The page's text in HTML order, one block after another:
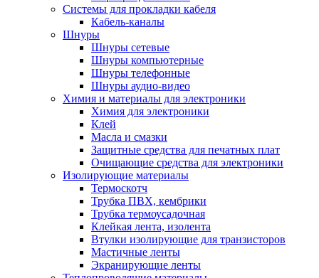
Системы для прокладки кабеля
Кабель-каналы
Шнуры
Шнуры сетевые
Шнуры компьютерные
Шнуры телефонные
Шнуры аудио-видео
Химия и материалы для электроники
Химия для электроники
Клей
Масла и смазки
Защитные средства для печатных плат
Очищающие средства для электроники
Изолирующие материалы
Термоскотч
Трубка ПВХ, кембрики
Трубка термоусадочная
Клейкая лента, изолента
Втулки изолирующие для транзисторов
Мастичные ленты
Экранирующие ленты